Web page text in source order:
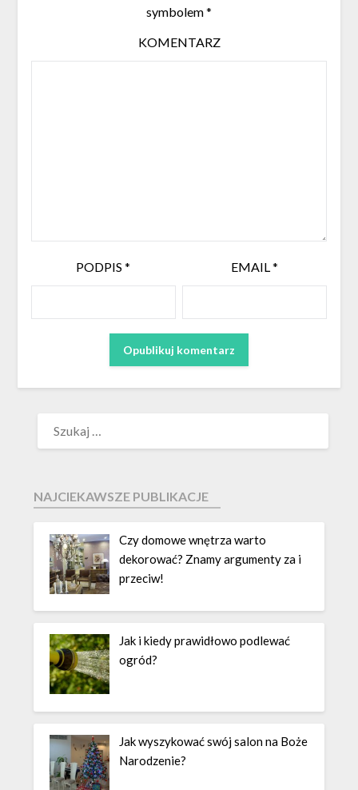
symbolem*
KOMENTARZ
PODPIS* EMAIL*
NAJCIEKAWSZE PUBLIKACJE
Czy domowe wnętrza warto
dekorować? Znamy argumenty za i
przeciw!
Jak i kiedy prawidłowo podlewać
ogród?
Jak wyszykować swój salon na Boże
Narodzenie?